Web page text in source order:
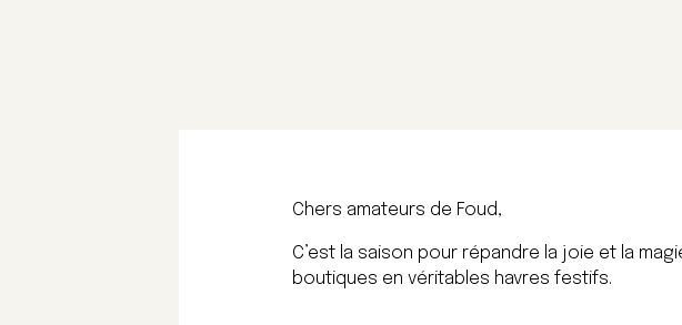
Chers amateurs de Foud,
C’est la saison pour répandre la joie et la
boutiques en véritables havres festifs.